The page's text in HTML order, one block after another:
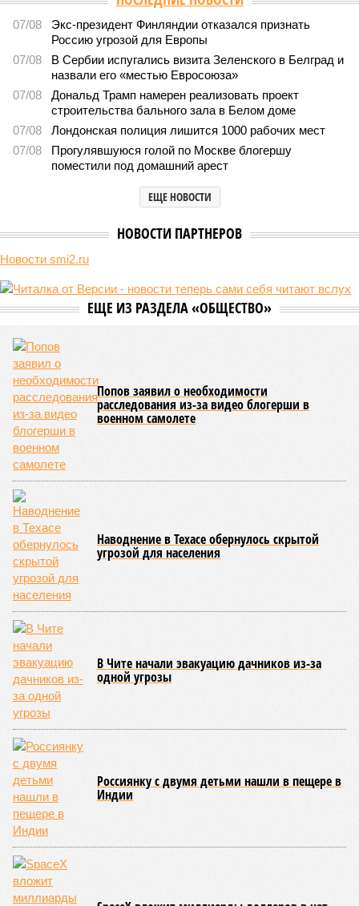
07/08
Экс-президент Финляндии отказался признать
Россию угрозой для Европы
07/08
В Сербии испугались визита Зеленского в Белград и
назвали его «местью Евросоюза»
07/08
Дональд Трамп намерен реализовать проект
строительства бального зала в Белом доме
07/08
Лондонская полиция лишится 1000 рабочих мест
07/08
Прогулявшуюся голой по Москве блогершу
поместили под домашний арест
ЕЩЕ НОВОСТИ
НОВОСТИ ПАРТНЕРОВ
Новости smi2.ru
ЕЩЕ ИЗ РАЗДЕЛА «ОБЩЕСТВО»
Попов заявил о необходимости
расследования из-за видео блогерши в
военном самолете
Наводнение в Техасе обернулось скрытой
угрозой для населения
В Чите начали эвакуацию дачников из-за
одной угрозы
Россиянку с двумя детьми нашли в пещере в
Индии